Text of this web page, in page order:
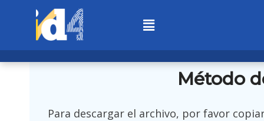
Método
Para descargar el archivo, por favor